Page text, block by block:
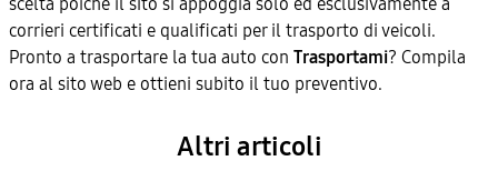
corrieri certificati e qualificati per il trasporto di veicoli.
Pronto a trasportare la tua auto con Trasportami? Compila
ora al sito web e ottieni subito il tuo preventivo.
Altri articoli